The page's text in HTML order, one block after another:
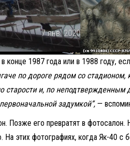
1987 года или в 1988 году,
по дороге рядом со
и, по неподтвержденным
задумкой”, —
Позже его превратят в
На этих фотографиях, когда Як-